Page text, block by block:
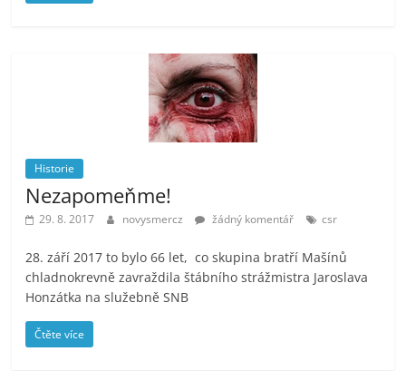
Historie
Nezapomeňme!
29. 8. 2017 novysmercz žádný komentář csr
28. září 2017 to bylo 66 let, co skupina bratří Mašínů
chladnokrevně zavraždila štábního strážmistra Jaroslava
Honzátka na služebně SNB
Čtěte více